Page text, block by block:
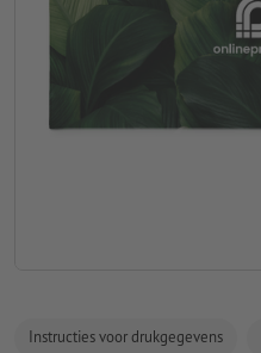
Instructies voor drukgegevens